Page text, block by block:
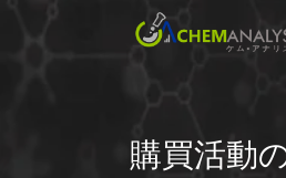
購買活動